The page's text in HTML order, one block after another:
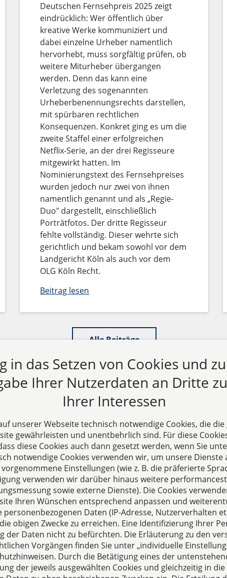
Deutschen Fernsehpreis 2025 zeigt
eindrücklich: Wer öffentlich über
kreative Werke kommuniziert und
dabei einzelne Urheber namentlich
hervorhebt, muss sorgfältig prüfen, ob
weitere Miturheber übergangen
werden. Denn das kann eine
Verletzung des sogenannten
Urheberbenennungsrechts darstellen,
mit spürbaren rechtlichen
Konsequenzen. Konkret ging es um die
zweite Staffel einer erfolgreichen
Netflix-Serie, an der drei Regisseure
mitgewirkt hatten. Im
Nominierungstext des Fernsehpreises
wurden jedoch nur zwei von ihnen
namentlich genannt und als „Regie-
Duo" dargestellt, einschließlich
Porträtfotos. Der dritte Regisseur
fehlte vollständig. Dieser wehrte sich
gerichtlich und bekam sowohl vor dem
Landgericht Köln als auch vor dem
OLG Köln Recht.
Beitrag lesen
Alle Beiträge
erfahrene
aus Aachen. Wir
und
als Full-Service-
Rechts- und
auf höchstem
persönlichen
und Arbeitsatmosphäre
unserer
Folgen Sie uns auf
in das Setzen von Cookies und
Ihrer Nutzerdaten an Dritte
Ihrer Interessen
unserer Webseite technisch notwendige Cookies, die
gewährleisten und unentbehrlich sind. Für diese
diese Cookies auch dann gesetzt werden, wenn Sie
notwendige Cookies verwenden wir, um unsere Dienste
Einstellungen (wie z. B. die präferierte
verwenden wir darüber hinaus weitere
sowie externe Dienste). Die Cookies
Ihren Wünschen entsprechend anpassen und
personenbezogenen Daten (IP-Adresse, Nutzerverhalten
obigen Zwecke zu erreichen. Eine Identifizierung Ihrer
der Daten nicht zu befürchten. Die Erläuterung zu den
Vorgängen finden Sie unter „individuelle
Durch die Betätigung eines der
der jeweils ausgewählten Cookies und gleichzeitig in